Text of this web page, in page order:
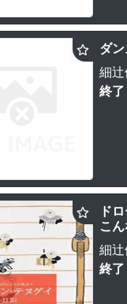
ダ
細
終了
ド
こ
細
終了